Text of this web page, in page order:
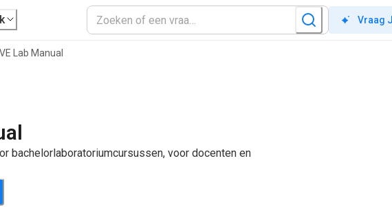
Vraag
Lab Manual
bachelorlaboratoriumcursussen, voor docenten en